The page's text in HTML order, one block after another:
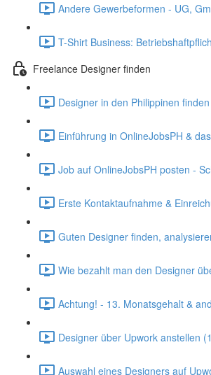
Andere Gewerbeformen - UG,
T-Shirt Business:
Freelance Designer finden
Designer in den Philippinen
Einführung in OnlineJobsPH &
Job auf OnlineJobsPH posten -
Erste Kontaktaufnahme &
Guten Designer finden,
Wie bezahlt man den Designer
Achtung! - 13. Monatsgehalt &
Designer über Upwork anstellen
Auswahl eines Designers auf